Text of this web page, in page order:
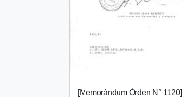
[Memorándum Órden N° 1120]